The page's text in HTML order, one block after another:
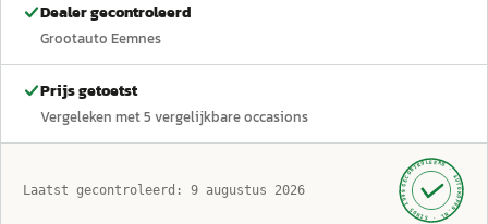
Dealer gecontroleerd
Grootauto Eemnes
Prijs getoetst
Vergeleken met5 vergelijkbare occasions
Laatst gecontroleerd: 9 augustus 2026 GECONTROLEERD ·
AUTOKOPEN.NL
· SINDS 1999 ·